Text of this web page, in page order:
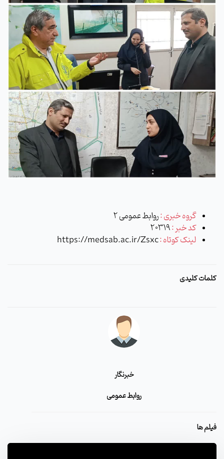
گروه خبری :روابط عمومی 2
کد خبر :20319
لینک کوتاه :https://medsab.ac.ir/Zsxc
کلمات کلیدی
خبرنگار
روابط عمومی
فیلم ها